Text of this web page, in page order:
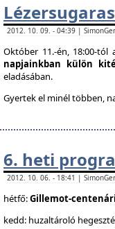
2012. 10. 09. - 04:39 |
Október 11.-én, 18:00-tól
napjainkban külön
eladásában.
Gyertek el minél többen,
6. heti
2012. 10. 06. - 18:41 |
hétfő:Gillemot-
kedd: huzaltároló